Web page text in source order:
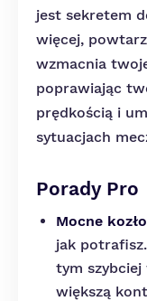
jest sekretem
więcej,
wzmacnia
poprawiając
prędkością i
sytuacjach
Porady Pro
Mocne
jak
tym
większą